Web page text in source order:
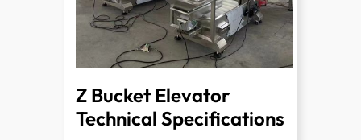
Z Bucket Elevator
Technical Specifications